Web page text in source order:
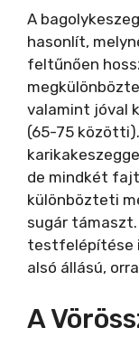
A
hasonlít,
feltűnően
valamint jóval
(65-75
de mindkét
különbözteti
sugár
testfelépítése
alsó állású,
A